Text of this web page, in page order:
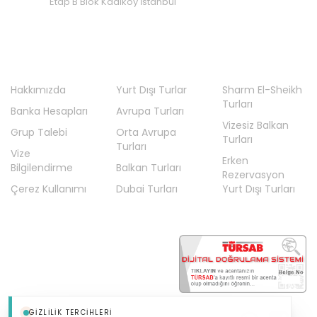
GIZLILIK TERCIHLERI
En Çok Tercih Edilenler
Gaziantep Hareketli Turlar
Hollanda Turları
İskandinavya Turları
İstanbul Hareketli Balkan Turları
İstanbul Hareketli Fransa Turları
Hakkımızda
Banka Hesapları
Grup Talebi
Vize
Bilgilendirme
Çerez Kullanımı
Yurt Dışı Turlar
Avrupa Turları
Orta Avrupa
Turları
Balkan Turları
Dubai Turları
Sharm El-Sheikh
Turları
Vizesiz Balkan
Turları
Erken
Rezervasyon
Yurt Dışı Turları